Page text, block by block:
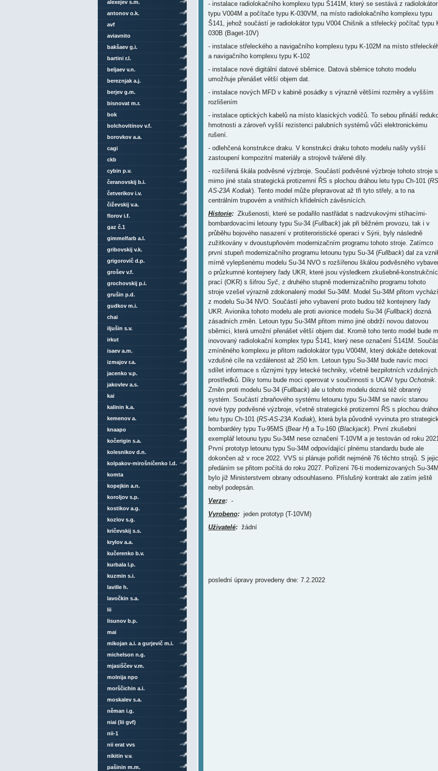
- instalace radiolokačního komplexu typu Š141M, který se sestává z
typu V004M a počítače typu K-030VM, na místo radiolokačního komplexu typu
Š141, jehož součástí je radiolokátor typu V004 Chišnik a střelecký počítač typu
030B (Baget-10V)
- instalace střeleckého a navigačního komplexu typu K-102M na místo
a navigačního komplexu typu K-102
- instalace nové digitální datové sběrnice. Datová sběrnice tohoto modelu
umožňuje přenášet větší objem dat.
- instalace nových MFD v kabině posádky s výrazně většími rozměry a vyšším
rozlišením
- instalace optických kabelů na místo klasických vodičů. To sebou přináší
hmotnosti a zároveň vyšší rezistenci palubních systémů vůči elektronickému
rušení.
- odlehčená konstrukce draku. V konstrukci draku tohoto modelu našly vyšší
zastoupení kompozitní materiály a strojově tvářené díly.
- rozšířená škála podvěsné výzbroje. Součástí podvěsné výzbroje tohoto stroje
mimo jiné stala strategická protizemní ŘS s plochou dráhou letu typu Ch-101 (
AS-23A Kodiak). Tento model může přepravovat až tři tyto střely, a to na
centrálním trupovém a vnitřních křídelních závěsnících.
Historie:Zkušenosti, které se podařilo nastřádat s nadzvukovými stíhacími-
bombardovacími letouny typu Su-34 (Fullback) jak při běžném provozu, tak i v
průběhu bojového nasazení v protiteroristické operaci v Sýrii, byly následně
zužitkovány v dvoustupňovém modernizačním programu tohoto stroje. Zatímco
první stupeň modernizačního programu letounu typu Su-34 (Fullback) dal za
mírně vylepšenému modelu Su-34 NVO s rozšířenou škálou podvěsného
o průzkumné kontejnery řady UKR, které jsou výsledkem zkušebně-
prací (OKR) s šifrou Syč, z druhého stupně modernizačního programu tohoto
stroje vzešel výrazně zdokonalený model Su-34M. Model Su-34M přitom vychází
z modelu Su-34 NVO. Součástí jeho vybavení proto budou též kontejnery řady
UKR. Avionika tohoto modelu ale proti avionice modelu Su-34 (Fullback) dozná
zásadních změn. Letoun typu Su-34M přitom mimo jiné obdrží novou datovou
sběrnici, která umožní přenášet větší objem dat. Kromě toho tento model bude
inovovaný radiolokační komplex typu Š141, který nese označení Š141M.
zmíněného komplexu je přitom radiolokátor typu V004M, který dokáže detekovat
vzdušné cíle na vzdálenost až 250 km. Letoun typu Su-34M bude navíc moci
sdílet informace s různými typy letecké techniky, včetně bezpilotních vzdušných
prostředků. Díky tomu bude moci operovat v součinnosti s UCAV typu Ochotnik.
Změn proti modelu Su-34 (Fullback) ale u tohoto modelu dozná též obranný
systém. Součástí zbraňového systému letounu typu Su-34M se navíc stanou
nové typy podvěsné výzbroje, včetně strategické protizemní ŘS s plochou
letu typu Ch-101 (RS-AS-23A Kodiak), která byla původně vyvinuta pro
bombardéry typu Tu-95MS (Bear H) a Tu-160 (Blackjack). První zkušební
exemplář letounu typu Su-34M nese označení T-10VM a je testován od roku
První prototyp letounu typu Su-34M odpovídající plnému standardu bude ale
dokončen až v roce 2022. VVS si plánuje pořídit nejméně 76 těchto strojů. S
předáním se přitom počítá do roku 2027. Pořízení 76-ti modernizovaných Su-34M
bylo již Ministerstvem obrany odsouhlaseno. Příslušný kontrakt ale zatím ještě
nebyl podepsán.
Verze:-
Vyrobeno:jeden prototyp (T-10VM)
Uživatelé:žádní
poslední úpravy provedeny dne: 7.2.2022
alexejev s.m.
antonov o.k.
avf
aviavnito
bakšaev g.i.
bartini r.l.
beljaev v.n.
bereznjak a.j.
berjev g.m.
bisnovat m.r.
bok
bolchovitinov v.f.
borovkov a.a.
cagi
ckb
cybin p.v.
čeranovskij b.i.
četverikov i.v.
čiževskij v.a.
florov i.f.
gaz č.1
gimmelfarb a.l.
gribovskij v.k.
grigorovič d.p.
grošev v.f.
grochovskij p.i.
grušin p.d.
gudkov m.i.
chai
iljušin s.v.
irkut
isaev a.m.
izmajov r.a.
jacenko v.p.
jakovlev a.s.
kai
kalinin k.a.
kemenov a.
knaapo
kočerigin s.a.
kolesnikov d.n.
kolpakov-mirošničenko l.d.
komta
kopejkin a.n.
koroljov s.p.
kostikov a.g.
kozlov s.g.
kričevskij s.s.
krylov a.a.
kučerenko b.v.
kurbala l.p.
kuzmin s.i.
laville h.
lavočkin s.a.
lii
lisunov b.p.
mai
mikojan a.i. a gurjevič m.i.
michelson n.g.
mjasiščev v.m.
molnija npo
morščichin a.i.
moskalev s.a.
něman i.g.
niai (lii gvf)
nii-1
nii erat vvs
nikitin v.v.
pašinin m.m.